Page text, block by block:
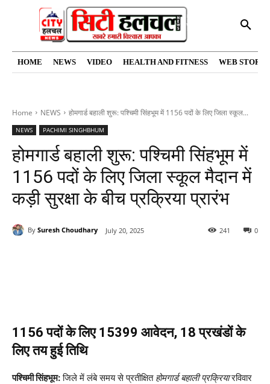
HOME NEWS VIDEO HEALTH AND FITNESS WEB
Home NEWS होमगार्ड बहाली शुरू: पश्चिमी सिंहभूम में 1156 पदों के लिए जिला स्कूल...
NEWS PACHIMI SINGHBHUM
होमगार्ड बहाली शुरू: पश्चिमी सिंहभूम में
1156 पदों के लिए जिला स्कूल मैदान में
कड़ी सुरक्षा के बीच प्रक्रिया प्रारंभ
By Suresh Choudhary July 20, 2025 0
241
1156 पदों के लिए 15399 आवेदन, 18 प्रखंडों के
लिए तय हुई तिथि
पश्चिमी सिंहभूम:जिले में लंबे समय से प्रतीक्षित होमगार्ड बहाली प्रक्रियारविवार